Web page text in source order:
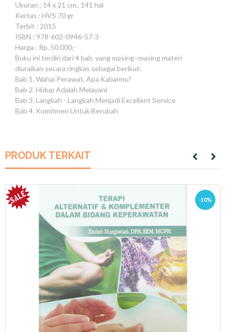
Ukuran : 14 x 21 cm., 141 hal
Kertas : HVS 70 gr
Terbit : 2015
ISBN : 978-602-0946-57-3
Harga : Rp. 50.000,-
Buku ini terdiri dari 4 bab, yang masing–masing materi
diuraikan secara ringkas sebagai berikut:
Bab 1. Wahai Perawat, Apa Kabarmu?
Bab 2. Hidup Adalah Melayani
Bab 3. Langkah - Langkah Menjadi Excellent Service
Bab 4. Komitmen Untuk Berubah
PRODUK TERKAIT
-10%